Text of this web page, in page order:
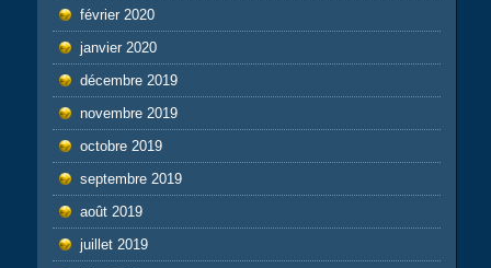
février 2020
janvier 2020
décembre 2019
novembre 2019
octobre 2019
septembre 2019
août 2019
juillet 2019